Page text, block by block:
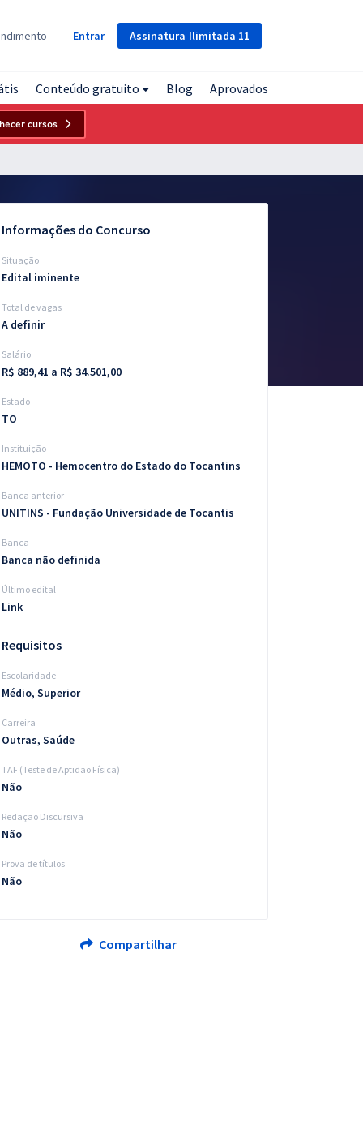
Assinatura Ilimitada 11
Entrar
Conteúdo gratuito Blog Aprovados
cursos
Informações do Concurso
Situação
Edital iminente
Total de vagas
A definir
Salário
R$ 889,41 a R$ 34.501,00
Estado
TO
Instituição
HEMOTO - Hemocentro do Estado do Tocantins
Banca anterior
UNITINS - Fundação Universidade de Tocantis
Banca
Banca não definida
Último edital
Link
Requisitos
Escolaridade
Médio, Superior
Carreira
Outras, Saúde
TAF (Teste de Aptidão Física)
Não
Redação Discursiva
Não
Prova de títulos
Não
Compartilhar